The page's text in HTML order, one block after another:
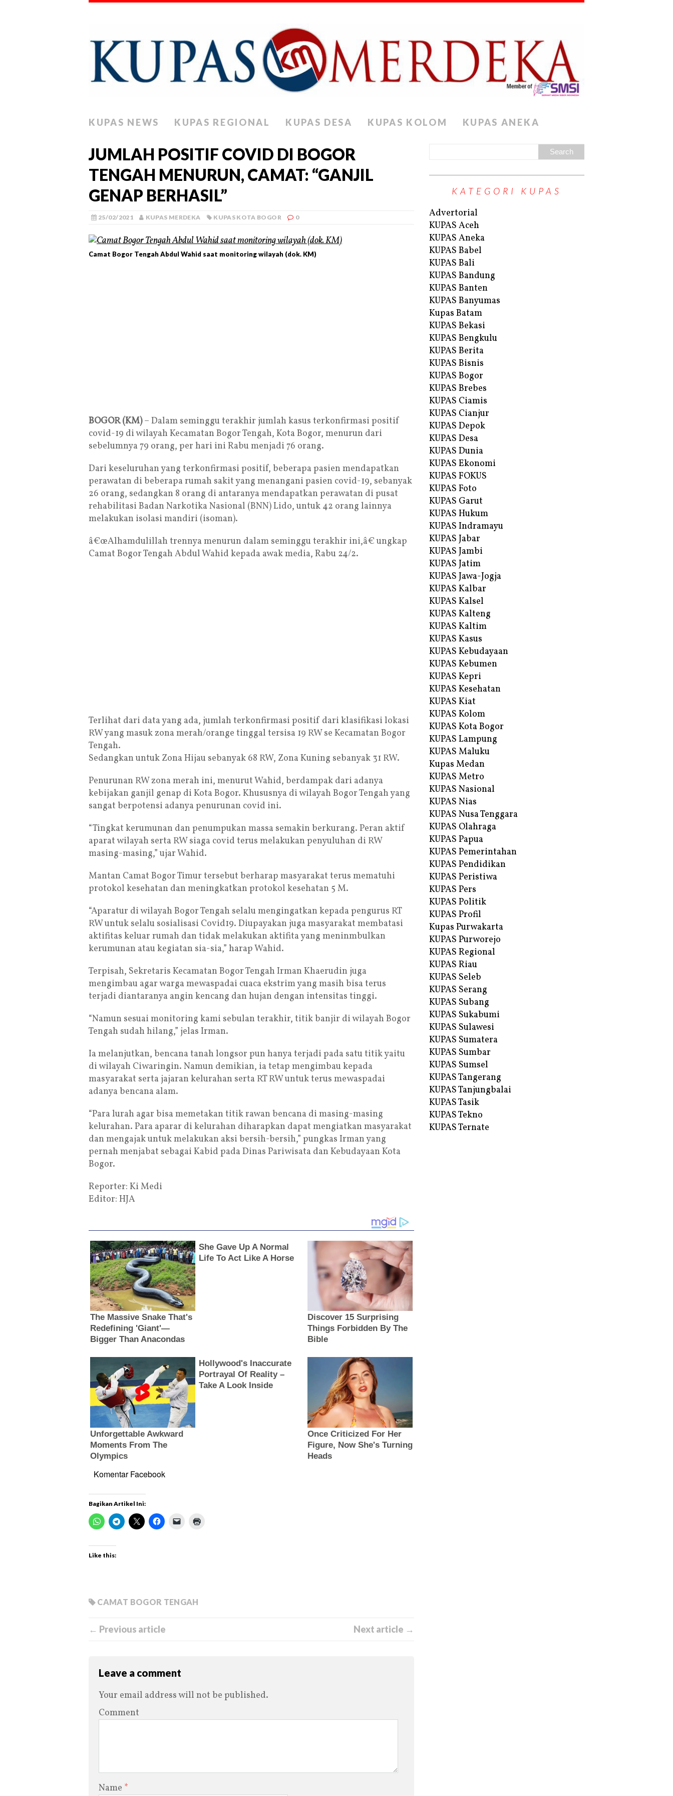
KUPAS NEWS KUPAS REGIONAL KUPAS DESA KUPAS KOLOM KUPAS ANEKA
JUMLAH POSITIF COVID DI BOGOR
TENGAH MENURUN, CAMAT: “GANJIL
GENAP BERHASIL”
25/02/2021 KUPAS MERDEKA KUPAS KOTA BOGOR 0
Camat Bogor Tengah Abdul Wahid saat monitoring wilayah (dok. KM)
BOGOR (KM)– Dalam seminggu terakhir jumlah kasus terkonfirmasi positif
covid-19 di wilayah Kecamatan Bogor Tengah, Kota Bogor, menurun dari
sebelumnya 79 orang, per hari ini Rabu menjadi 76 orang.
Dari keseluruhan yang terkonfirmasi positif, beberapa pasien mendapatkan
perawatan di beberapa rumah sakit yang menangani pasien covid-19, sebanyak
26 orang, sedangkan 8 orang di antaranya mendapatkan perawatan di pusat
rehabilitasi Badan Narkotika Nasional (BNN) Lido, untuk 42 orang lainnya
melakukan isolasi mandiri (isoman).
â€œAlhamdulillah trennya menurun dalam seminggu terakhir ini,â€ ungkap
Camat Bogor Tengah Abdul Wahid kepada awak media, Rabu 24/2.
Terlihat dari data yang ada, jumlah terkonfirmasi positif dari klasifikasi lokasi
RW yang masuk zona merah/orange tinggal tersisa 19 RW se Kecamatan Bogor
Tengah.
Sedangkan untuk Zona Hijau sebanyak 68 RW, Zona Kuning sebanyak 31 RW.
Penurunan RW zona merah ini, menurut Wahid, berdampak dari adanya
kebijakan ganjil genap di Kota Bogor. Khususnya di wilayah Bogor Tengah yang
sangat berpotensi adanya penurunan covid ini.
“Tingkat kerumunan dan penumpukan massa semakin berkurang. Peran aktif
aparat wilayah serta RW siaga covid terus melakukan penyuluhan di RW
masing-masing,” ujar Wahid.
Mantan Camat Bogor Timur tersebut berharap masyarakat terus mematuhi
protokol kesehatan dan meningkatkan protokol kesehatan 5 M.
“Aparatur di wilayah Bogor Tengah selalu mengingatkan kepada pengurus RT
RW untuk selalu sosialisasi Covid19. Diupayakan juga masyarakat membatasi
aktifitas keluar rumah dan tidak melakukan aktifita yang meninmbulkan
kerumunan atau kegiatan sia-sia,” harap Wahid.
Terpisah, Sekretaris Kecamatan Bogor Tengah Irman Khaerudin juga
mengimbau agar warga mewaspadai cuaca ekstrim yang masih bisa terus
terjadi diantaranya angin kencang dan hujan dengan intensitas tinggi.
“Namun sesuai monitoring kami sebulan terakhir, titik banjir di wilayah Bogor
Tengah sudah hilang,” jelas Irman.
Ia melanjutkan, bencana tanah longsor pun hanya terjadi pada satu titik yaitu
di wilayah Ciwaringin. Namun demikian, ia tetap mengimbau kepada
masyarakat serta jajaran kelurahan serta RT RW untuk terus mewaspadai
adanya bencana alam.
“Para lurah agar bisa memetakan titik rawan bencana di masing-masing
kelurahan. Para aparar di kelurahan diharapkan dapat mengiatkan masyarakat
dan mengajak untuk melakukan aksi bersih-bersih,” pungkas Irman yang
pernah menjabat sebagai Kabid pada Dinas Pariwisata dan Kebudayaan Kota
Bogor.
Reporter: Ki Medi
Editor: HJA
Komentar Facebook
Bagikan Artikel Ini:
Like this:
CAMAT BOGOR TENGAH
← Previous article Next article →
Leave a comment
Your email address will not be published.
Comment
Name *
KATEGORI KUPAS
Advertorial
KUPAS Aceh
KUPAS Aneka
KUPAS Babel
KUPAS Bali
KUPAS Bandung
KUPAS Banten
KUPAS Banyumas
Kupas Batam
KUPAS Bekasi
KUPAS Bengkulu
KUPAS Berita
KUPAS Bisnis
KUPAS Bogor
KUPAS Brebes
KUPAS Ciamis
KUPAS Cianjur
KUPAS Depok
KUPAS Desa
KUPAS Dunia
KUPAS Ekonomi
KUPAS FOKUS
KUPAS Foto
KUPAS Garut
KUPAS Hukum
KUPAS Indramayu
KUPAS Jabar
KUPAS Jambi
KUPAS Jatim
KUPAS Jawa-Jogja
KUPAS Kalbar
KUPAS Kalsel
KUPAS Kalteng
KUPAS Kaltim
KUPAS Kasus
KUPAS Kebudayaan
KUPAS Kebumen
KUPAS Kepri
KUPAS Kesehatan
KUPAS Kiat
KUPAS Kolom
KUPAS Kota Bogor
KUPAS Lampung
KUPAS Maluku
Kupas Medan
KUPAS Metro
KUPAS Nasional
KUPAS Nias
KUPAS Nusa Tenggara
KUPAS Olahraga
KUPAS Papua
KUPAS Pemerintahan
KUPAS Pendidikan
KUPAS Peristiwa
KUPAS Pers
KUPAS Politik
KUPAS Profil
Kupas Purwakarta
KUPAS Purworejo
KUPAS Regional
KUPAS Riau
KUPAS Seleb
KUPAS Serang
KUPAS Subang
KUPAS Sukabumi
KUPAS Sulawesi
KUPAS Sumatera
KUPAS Sumbar
KUPAS Sumsel
KUPAS Tangerang
KUPAS Tanjungbalai
KUPAS Tasik
KUPAS Tekno
KUPAS Ternate